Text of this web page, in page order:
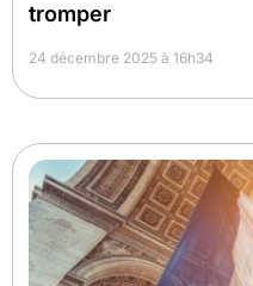
tromper
24 décembre 2025 à 16h34